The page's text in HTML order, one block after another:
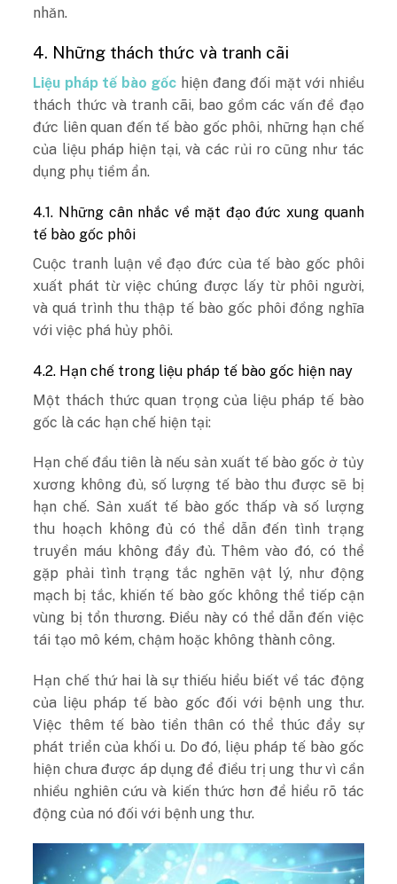
nhăn.
4. Những thách thức và tranh cãi
Liệu pháp tế bào gốc hiện đang đối mặt với nhiều
thách thức và tranh cãi, bao gồm các vấn đề đạo
đức liên quan đến tế bào gốc phôi, những hạn chế
của liệu pháp hiện tại, và các rủi ro cũng như tác
dụng phụ tiềm ẩn.
4.1. Những cân nhắc về mặt đạo đức xung quanh
tế bào gốc phôi
Cuộc tranh luận về đạo đức của tế bào gốc phôi
xuất phát từ việc chúng được lấy từ phôi người,
và quá trình thu thập tế bào gốc phôi đồng nghĩa
với việc phá hủy phôi.
4.2. Hạn chế trong liệu pháp tế bào gốc hiện nay
Một thách thức quan trọng của liệu pháp tế bào
gốc là các hạn chế hiện tại:
Hạn chế đầu tiên là nếu sản xuất tế bào gốc ở tủy
xương không đủ, số lượng tế bào thu được sẽ bị
hạn chế. Sản xuất tế bào gốc thấp và số lượng
thu hoạch không đủ có thể dẫn đến tình trạng
truyền máu không đầy đủ. Thêm vào đó, có thể
gặp phải tình trạng tắc nghẽn vật lý, như động
mạch bị tắc, khiến tế bào gốc không thể tiếp cận
vùng bị tổn thương. Điều này có thể dẫn đến việc
tái tạo mô kém, chậm hoặc không thành công.
Hạn chế thứ hai là sự thiếu hiểu biết về tác động
của liệu pháp tế bào gốc đối với bệnh ung thư.
Việc thêm tế bào tiền thân có thể thúc đẩy sự
phát triển của khối u. Do đó, liệu pháp tế bào gốc
hiện chưa được áp dụng để điều trị ung thư vì cần
nhiều nghiên cứu và kiến thức hơn để hiểu rõ tác
động của nó đối với bệnh ung thư.